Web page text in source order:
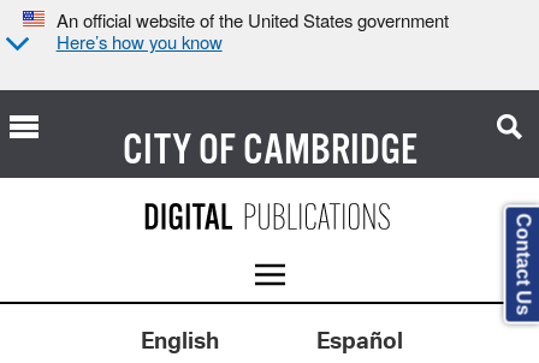
An official website of the United States government
Here’s how you know
CITY OFCAMBRIDGE
English
Español
Contact Us